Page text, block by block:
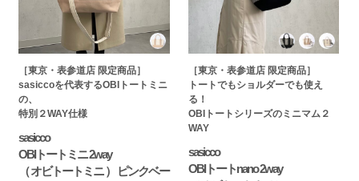
［東京・表参道店 限定商品］
sasiccoを代表するOBIトートミニ
の、
特別２WAY仕様
sasicco
OBIトートミニ 2way
（ オビトートミニ ） ピンクベー
［東京・表参道店 限定商品］
トートでもショルダーでも使え
る！
OBIトートシリーズのミニマム２
WAY
sasicco
OBIトートnano 2way